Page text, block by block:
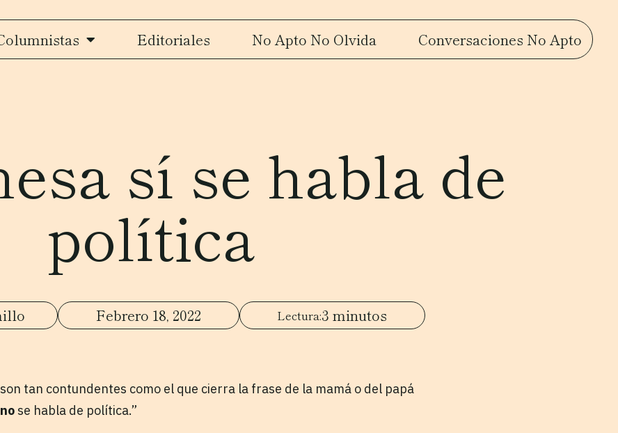
Editoriales No Apto No Olvida Conversaciones No Apto
sí se habla de
política
Febrero 18, 2022 3 minutos
tan contundentes como el que cierra la frase de la mamá o del papá
nose habla de política.”